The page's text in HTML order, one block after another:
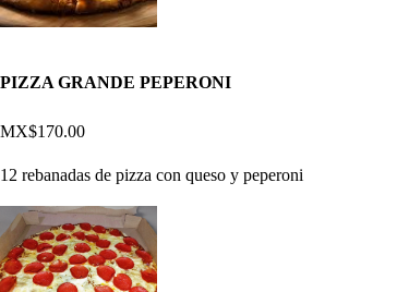
PIZZA GRANDE PEPERONI
MX$170.00
12 rebanadas de pizza con queso y peperoni